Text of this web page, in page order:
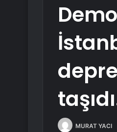
MURAT YACI